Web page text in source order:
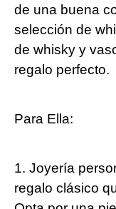
de una buena
selección de
de whisky y
regalo perfecto.
Para Ella:
1. Joyería
regalo clásico